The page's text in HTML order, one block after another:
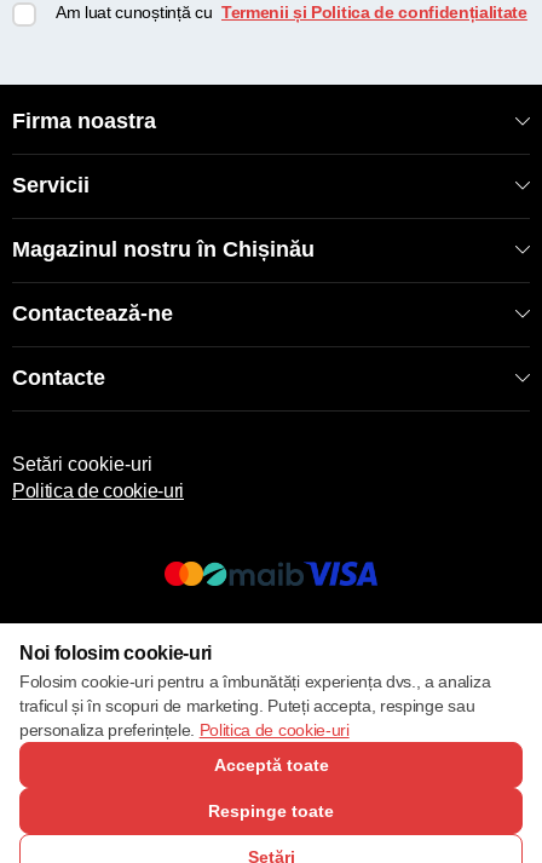
Am luat cunoștință cu Termenii și Politica de confidențialitate
Firma noastra
Servicii
Magazinul nostru în Chișinău
Contactează-ne
Contacte
Setări cookie-uri
Politica de cookie-uri
Noi folosim cookie-uri
Folosim cookie-uri pentru a îmbunătăți experiența dvs., a analiza
traficul și în scopuri de marketing. Puteți accepta, respinge sau
personaliza preferințele. Politica de cookie-uri
Acceptă toate
Respinge toate
Setări